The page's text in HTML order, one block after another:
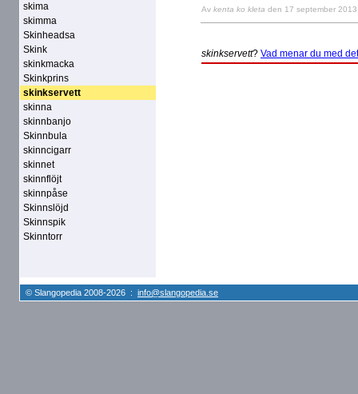
skima
skimma
Skinheadsa
Skink
skinkmacka
Skinkprins
skinkservett
skinna
skinnbanjo
Skinnbula
skinncigarr
skinnet
skinnflöjt
skinnpåse
Skinnslöjd
Skinnspik
Skinntorr
Av kenta ko kleta den 17 september 2013
skinkservett? Vad menar du med
© Slangopedia 2008-2026 : info@slangopedia.se